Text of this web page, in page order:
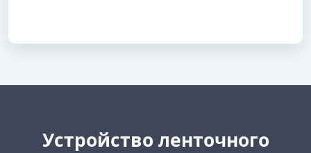
Устройство ленточного